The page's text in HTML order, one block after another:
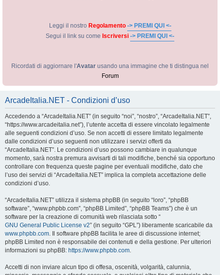
Leggi il nostro Regolamento -> PREMI QUI <-
Segui il link su come Iscriversi -> PREMI QUI <-
Ricordati di aggiornare l'Avatar usando una immagine che ti distingua nel
Forum
ArcadeItalia.NET - Condizioni d’uso
Accedendo a “ArcadeItalia.NET” (in seguito “noi”, “nostro”, “ArcadeItalia.NET”,
“https://www.arcadeitalia.net”), l’utente accetta di essere vincolato legalmente
alle seguenti condizioni d’uso. Se non accetti di essere limitato legalmente
dalle condizioni d’uso seguenti non utilizzare i servizi offerti da
“ArcadeItalia.NET”. Le condizioni d’uso possono cambiare in qualunque
momento, sarà nostra premura avvisarti di tali modifiche, benché sia opportuno
controllare con frequenza queste pagine per eventuali modifiche, dato che
l’uso dei servizi di “ArcadeItalia.NET” implica la completa accettazione delle
condizioni d’uso.
“ArcadeItalia.NET” utilizza il sistema phpBB (in seguito “loro”, “phpBB
software”, “www.phpbb.com”, “phpBB Limited”, “phpBB Teams”) che è un
software per la creazione di comunità web rilasciata sotto “
GNU General Public License v2” (in seguito “GPL”) liberamente scaricabile da
www.phpbb.com. Il software phpBB facilita le aree di discussione internet;
phpBB Limited non è responsabile dei contenuti e della gestione. Per ulteriori
informazioni su phpBB: https://www.phpbb.com.
Accetti di non inviare alcun tipo di offesa, oscenità, volgarità, calunnia,